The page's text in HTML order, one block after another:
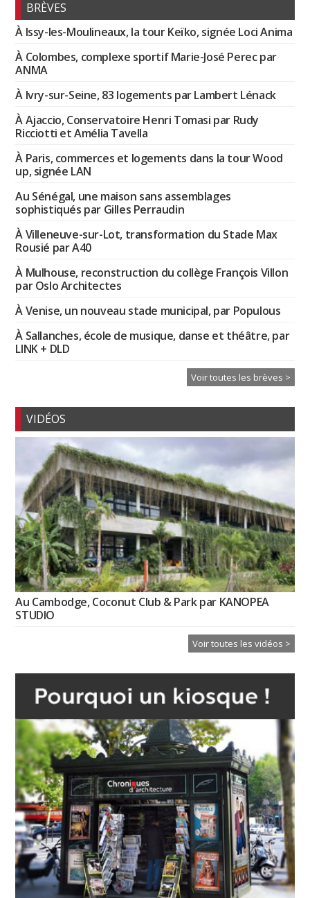
BRÈVES
À Issy-les-Moulineaux, la tour Keïko, signée Loci Anima
À Colombes, complexe sportif Marie-José Perec par
ANMA
À Ivry-sur-Seine, 83 logements par Lambert Lénack
À Ajaccio, Conservatoire Henri Tomasi par Rudy
Ricciotti et Amélia Tavella
À Paris, commerces et logements dans la tour Wood
up, signée LAN
Au Sénégal, une maison sans assemblages
sophistiqués par Gilles Perraudin
À Villeneuve-sur-Lot, transformation du Stade Max
Rousié par A40
À Mulhouse, reconstruction du collège François Villon
par Oslo Architectes
À Venise, un nouveau stade municipal, par Populous
À Sallanches, école de musique, danse et théâtre, par
LINK + DLD
Voir toutes les brèves >
VIDÉOS
Au Cambodge, Coconut Club & Park par KANOPEA
STUDIO
Voir toutes les vidéos >